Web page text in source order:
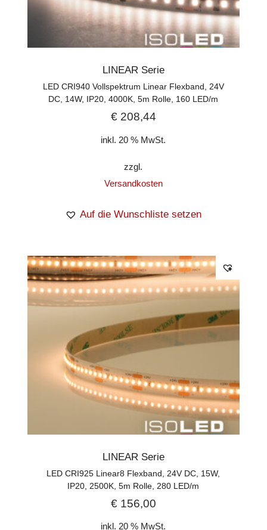
LINEAR Serie
LED CRI940 Vollspektrum Linear Flexband, 24V
DC, 14W, IP20, 4000K, 5m Rolle, 160 LED/m
€208,44
inkl. 20 % MwSt.
zzgl.
Versandkosten
Auf die Wunschliste setzen
LINEAR Serie
LED CRI925 Linear8 Flexband, 24V DC, 15W,
IP20, 2500K, 5m Rolle, 280 LED/m
€156,00
inkl. 20 % MwSt.